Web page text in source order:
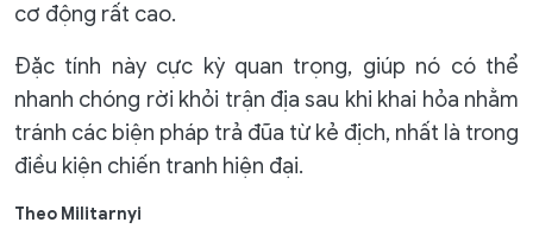
cơ động rất cao.
Đặc tính này cực kỳ quan trọng, giúp nó có thể
nhanh chóng rời khỏi trận địa sau khi khai hỏa nhằm
tránh các biện pháp trả đũa từ kẻ địch, nhất là trong
điều kiện chiến tranh hiện đại.
Theo Militarnyi